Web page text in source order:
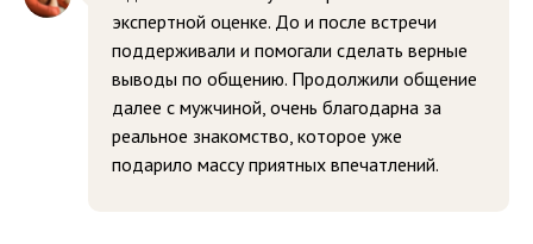
экспертной оценке. До и после встречи
поддерживали и помогали сделать верные
выводы по общению. Продолжили общение
далее с мужчиной, очень благодарна за
реальное знакомство, которое уже
подарило массу приятных впечатлений.